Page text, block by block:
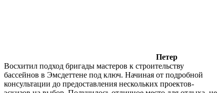
Петер
Восхитил подход бригады мастеров к строительству
бассейнов в Эмсдеттене под ключ. Начиная от подробной
консультации до предоставления нескольких проектов-